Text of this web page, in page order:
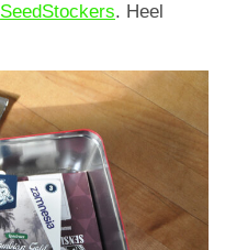
SeedStockers. Heel